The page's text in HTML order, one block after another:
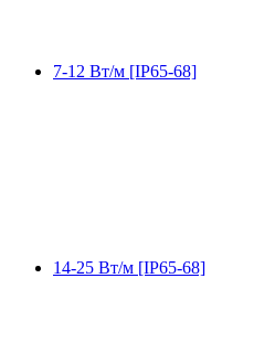
7-12 Вт/м [IP65-68]
14-25 Вт/м [IP65-68]